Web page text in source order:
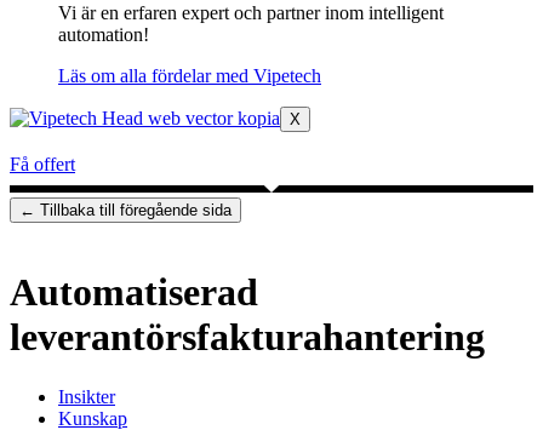
Vi är en erfaren expert och partner inom intelligent
automation!
Läs om alla fördelar med Vipetech
X
Få offert
Automatiserad
leverantörsfakturahantering
Insikter
Kunskap